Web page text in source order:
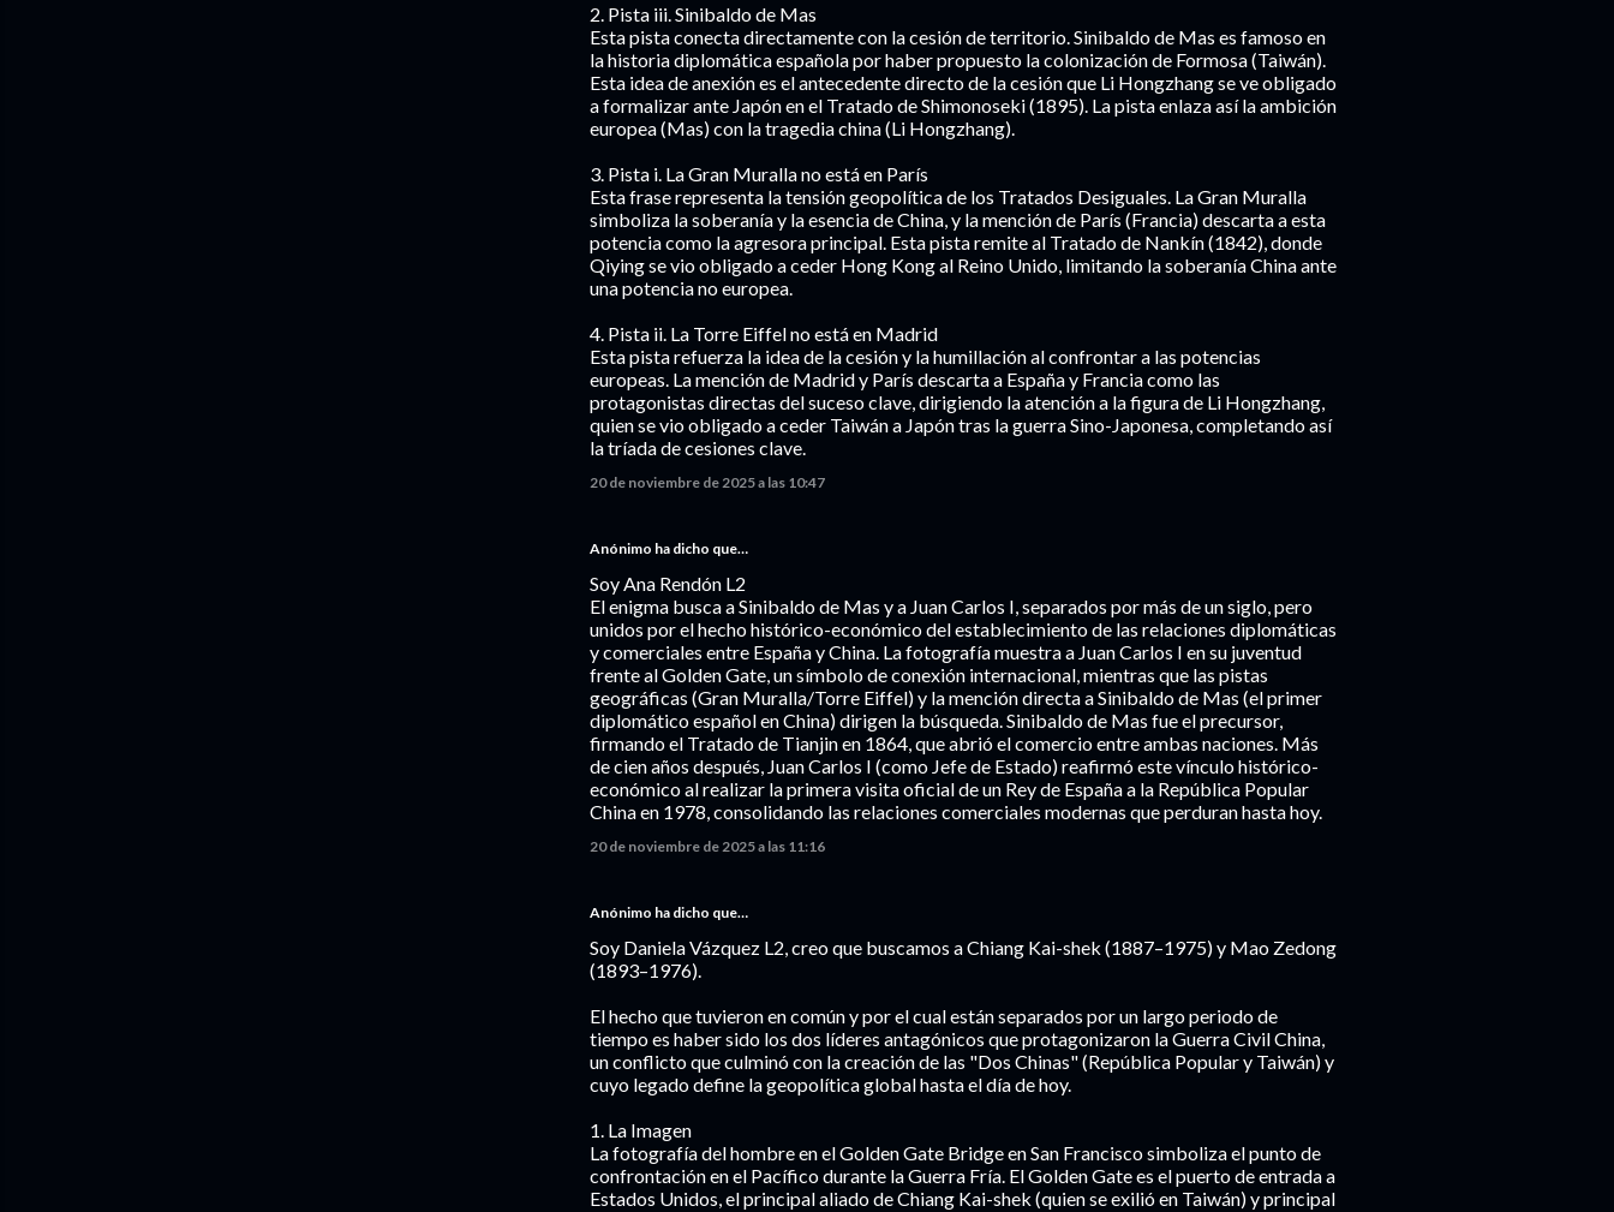
2. Pista iii. Sinibaldo de Mas
Esta pista conecta directamente con la cesión de territorio. Sinibaldo de Mas es famoso en
la historia diplomática española por haber propuesto la colonización de Formosa (Taiwán).
Esta idea de anexión es el antecedente directo de la cesión que Li Hongzhang se ve obligado
a formalizar ante Japón en el Tratado de Shimonoseki (1895). La pista enlaza así la ambición
europea (Mas) con la tragedia china (Li Hongzhang).
3. Pista i. La Gran Muralla no está en París
Esta frase representa la tensión geopolítica de los Tratados Desiguales. La Gran Muralla
simboliza la soberanía y la esencia de China, y la mención de París (Francia) descarta a esta
potencia como la agresora principal. Esta pista remite al Tratado de Nankín (1842), donde
Qiying se vio obligado a ceder Hong Kong al Reino Unido, limitando la soberanía China ante
una potencia no europea.
4. Pista ii. La Torre Eiffel no está en Madrid
Esta pista refuerza la idea de la cesión y la humillación al confrontar a las potencias
europeas. La mención de Madrid y París descarta a España y Francia como las
protagonistas directas del suceso clave, dirigiendo la atención a la figura de Li Hongzhang,
quien se vio obligado a ceder Taiwán a Japón tras la guerra Sino-Japonesa, completando así
la tríada de cesiones clave.
20 de noviembre de 2025 a las 10:47
Anónimo ha dicho que…
Soy Ana Rendón L2
El enigma busca a Sinibaldo de Mas y a Juan Carlos I, separados por más de un siglo, pero
unidos por el hecho histórico-económico del establecimiento de las relaciones diplomáticas
y comerciales entre España y China. La fotografía muestra a Juan Carlos I en su juventud
frente al Golden Gate, un símbolo de conexión internacional, mientras que las pistas
geográficas (Gran Muralla/Torre Eiffel) y la mención directa a Sinibaldo de Mas (el primer
diplomático español en China) dirigen la búsqueda. Sinibaldo de Mas fue el precursor,
firmando el Tratado de Tianjin en 1864, que abrió el comercio entre ambas naciones. Más
de cien años después, Juan Carlos I (como Jefe de Estado) reafirmó este vínculo histórico-
económico al realizar la primera visita oficial de un Rey de España a la República Popular
China en 1978, consolidando las relaciones comerciales modernas que perduran hasta hoy.
20 de noviembre de 2025 a las 11:16
Anónimo ha dicho que…
Soy Daniela Vázquez L2, creo que buscamos a Chiang Kai-shek (1887–1975) y Mao Zedong
(1893–1976).
El hecho que tuvieron en común y por el cual están separados por un largo periodo de
tiempo es haber sido los dos líderes antagónicos que protagonizaron la Guerra Civil China,
un conflicto que culminó con la creación de las "Dos Chinas" (República Popular y Taiwán) y
cuyo legado define la geopolítica global hasta el día de hoy.
1. La Imagen
La fotografía del hombre en el Golden Gate Bridge en San Francisco simboliza el punto de
confrontación en el Pacífico durante la Guerra Fría. El Golden Gate es el puerto de entrada a
Estados Unidos, el principal aliado de Chiang Kai-shek (quien se exilió en Taiwán) y principal